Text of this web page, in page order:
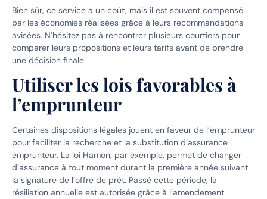
Bien sûr, ce service a un coût, mais il est souvent compensé
par les économies réalisées grâce à leurs recommandations
avisées. N’hésitez pas à rencontrer plusieurs courtiers pour
comparer leurs propositions et leurs tarifs avant de prendre
une décision finale.
Utiliser les lois favorables à
l’emprunteur
Certaines dispositions légales jouent en faveur de l’emprunteur
pour faciliter la recherche et la substitution d’assurance
emprunteur. La loi Hamon, par exemple, permet de changer
d’assurance à tout moment durant la première année suivant
la signature de l’offre de prêt. Passé cette période, la
résiliation annuelle est autorisée grâce à l’amendement